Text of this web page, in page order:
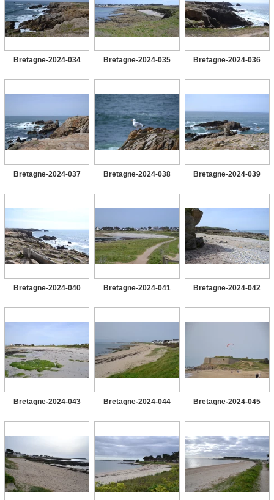
Bretagne-2024-034 Bretagne-2024-035 Bretagne-2024-036
Bretagne-2024-037 Bretagne-2024-038 Bretagne-2024-039
Bretagne-2024-040 Bretagne-2024-041 Bretagne-2024-042
Bretagne-2024-043 Bretagne-2024-044 Bretagne-2024-045